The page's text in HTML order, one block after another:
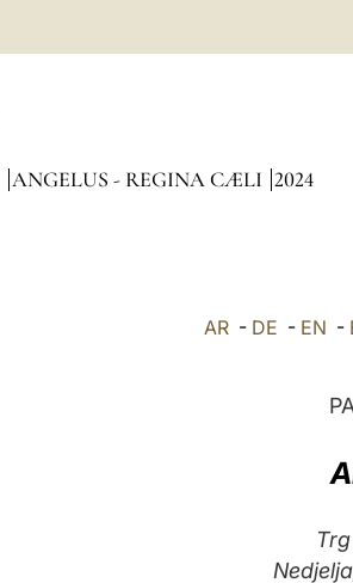
ANGELUS - REGINA CÆLI 2024
AR- DE - EN -